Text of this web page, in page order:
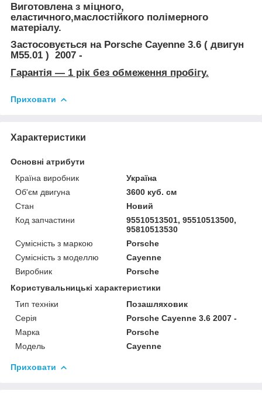
Виготовлена з міцного,
еластичного,маслостійкого полімерного
матеріалу.
Застосовується на Porsche Cayenne 3.6 ( двигун
M55.01 ) 2007 -
Гарантія — 1 рік без обмеження пробігу.
Приховати
Характеристики
Основні атрибути
Країна виробник
Україна
Об'єм двигуна
3600 куб. см
Стан
Новий
Код запчастини
95510513501, 95510513500,
95810513530
Сумісність з маркою
Porsche
Сумісність з моделлю
Cayenne
Виробник
Porsche
Користувальницькі характеристики
Тип техніки
Позашляховик
Серія
Porsche Cayenne 3.6 2007 -
Марка
Porsche
Модель
Cayenne
Приховати